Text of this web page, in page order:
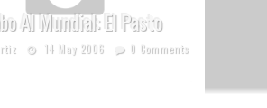
Al Mundial: El Pasto
14 May 2006 0 Comments